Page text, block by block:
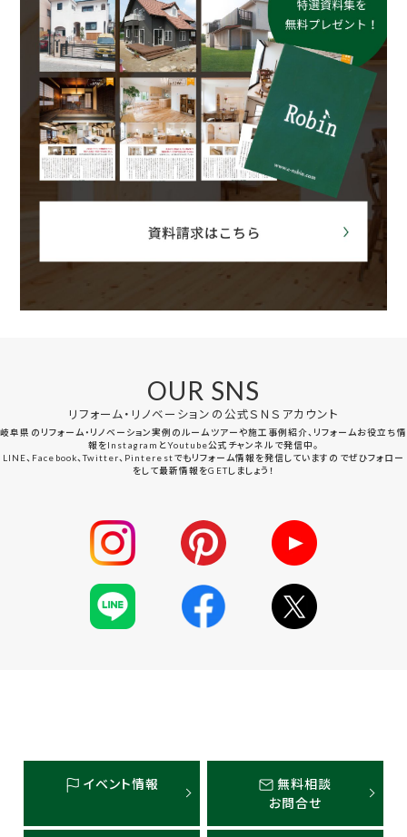
OUR SNS
リフォーム・リノベーションの公式ＳＮＳアカウント
岐阜県のリフォーム・リノベーション実例のルームツアーや施工事例紹介、リフォームお役立ち情
報をInstagramとYoutube公式チャンネルで発信中。
LINE、Facebook、Twitter、Pinterestでもリフォーム情報を発信していますのでぜひフォロー
をして最新情報をGETしましょう！
イベント情報
無料相談
お問合せ